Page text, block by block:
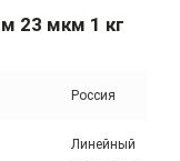
23 мкм 1 кг
Россия
Линейный